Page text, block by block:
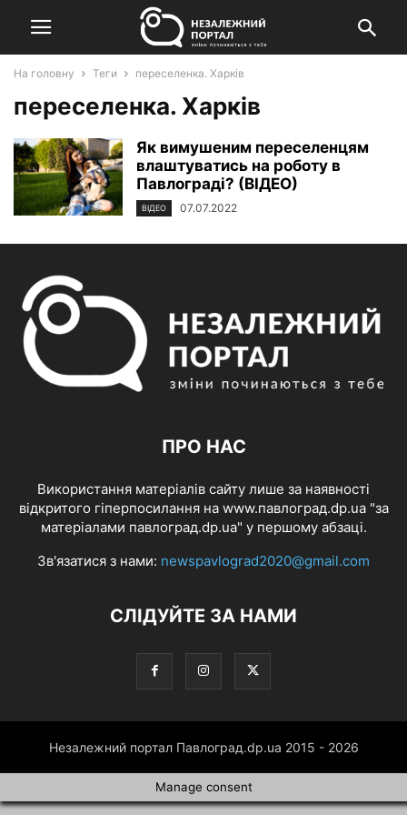
На головну Теги переселенка. Харків
переселенка. Харків
Як вимушеним переселенцям
влаштуватись на роботу в
Павлограді? (ВІДЕО)
ВІДЕО 07.07.2022
ПРО НАС
Використання матеріалів сайту лише за наявності
відкритого гіперпосилання на www.павлоград.dp.ua "за
матеріалами павлоград.dp.ua" у першому абзаці.
Зв'язатися з нами: newspavlograd2020@gmail.com
СЛІДУЙТЕ ЗА НАМИ
Незалежний портал Павлоград.dp.ua 2015 - 2026
Manage consent